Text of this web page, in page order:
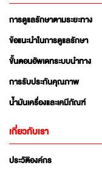
การดูแลรักษาตามระยะทาง
ข้อแนะนำในการดูแลรักษา
ขั้นตอนอัพเดทระบบนำทาง
การรับประกันคุณภาพ
น้ำมันเครื่องและเคมีภัณฑ์
เกี่ยวกับเรา
ประวัติองค์กร